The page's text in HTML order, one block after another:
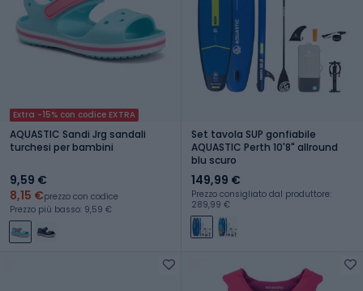
Extra -15% con codice EXTRA
AQUASTIC Sandi Jrg sandali
turchesi per bambini
9,59 €
8,15 €prezzo con codice
Prezzo più basso: 9,59 €
Set tavola SUP gonfiabile
AQUASTIC Perth 10'8" allround
blu scuro
149,99 €
Prezzo consigliato dal produttore:
289,99 €